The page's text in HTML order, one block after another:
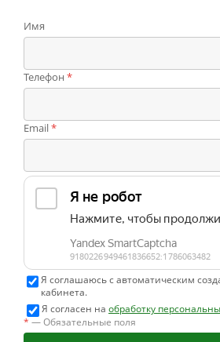
Быстрый просмотр
ZOJE ZJ-X801 Машина для спуска края
Много
Типовое соглашение для ИМ
45 644,00 руб
+
В корзину
Имя
Телефон *
Email*
Я соглашаюсь с автоматическим
кабинета.
Я согласен на обработку
* — Обязательные поля